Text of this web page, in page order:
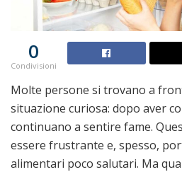
0
Condivisioni
Molte persone si trovano a
situazione curiosa: dopo aver
continuano a sentire fame.
essere frustrante e, spesso,
alimentari poco salutari. Ma